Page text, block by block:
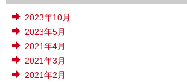
2023年10月
2023年5月
2021年4月
2021年3月
2021年2月